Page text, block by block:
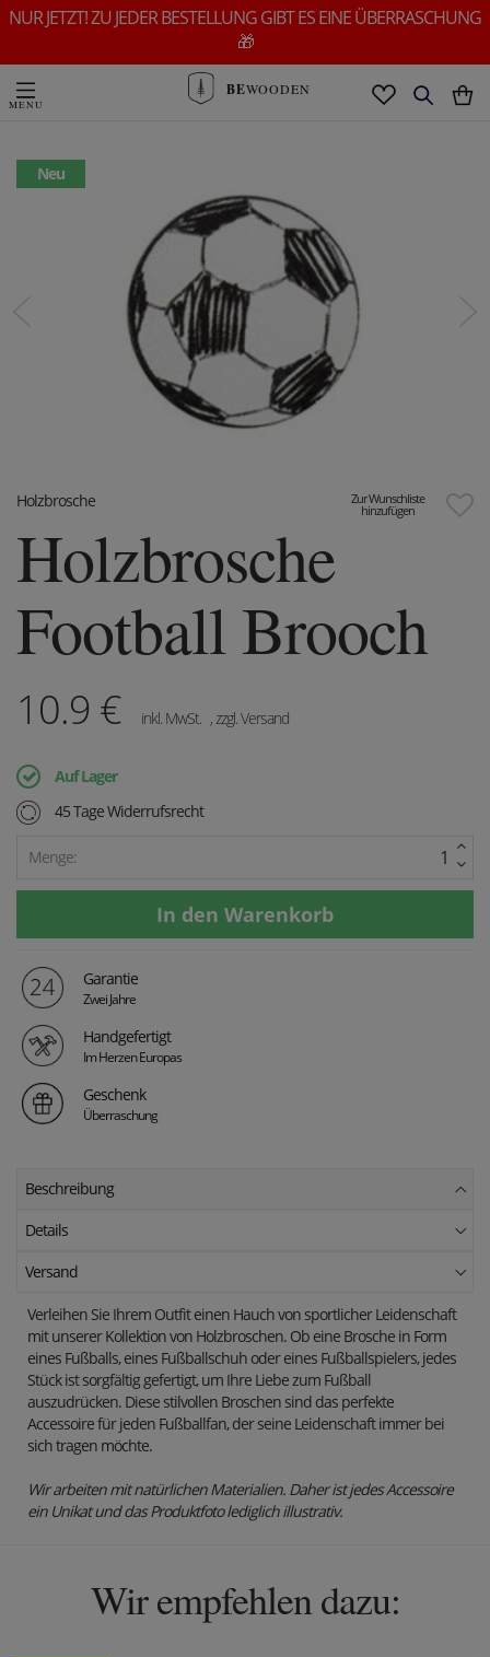
NUR JETZT! ZU JEDER BESTELLUNG GIBT ES EINE ÜBERRASCHUNG
🎁
BEWOODEN
Neu
Zur Wunschliste
hinzufügen
Holzbrosche
Holzbrosche
Football Brooch
10.9 € inkl. MwSt. , zzgl. Versand
Auf Lager
45 Tage Widerrufsrecht
Menge:
Garantie
Zwei Jahre
Handgefertigt
Im Herzen Europas
Geschenk
Überraschung
Beschreibung
Details
Versand
Verleihen Sie Ihrem Outfit einen Hauch von sportlicher Leidenschaft
mit unserer Kollektion von Holzbroschen. Ob eine Brosche in Form
eines Fußballs, eines Fußballschuh oder eines Fußballspielers, jedes
Stück ist sorgfältig gefertigt, um Ihre Liebe zum Fußball
auszudrücken. Diese stilvollen Broschen sind das perfekte
Accessoire für jeden Fußballfan, der seine Leidenschaft immer bei
sich tragen möchte.
Wir arbeiten mit natürlichen Materialien. Daher ist jedes Accessoire
ein Unikat und das Produktfoto lediglich illustrativ.
Wir empfehlen dazu: